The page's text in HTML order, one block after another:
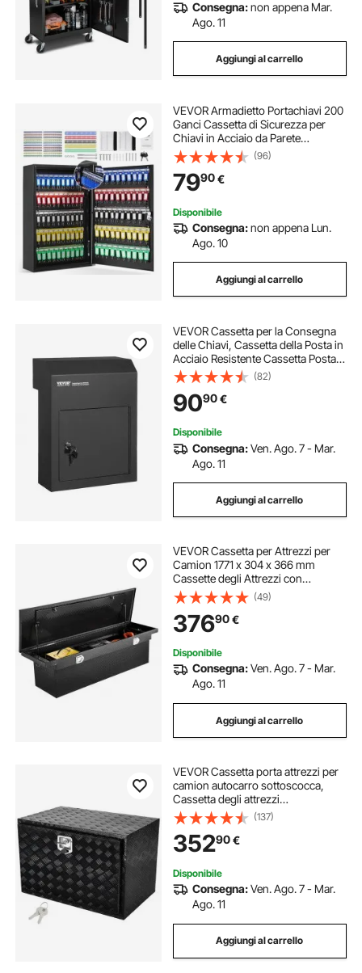
Consegna:non appena Mar.
Ago. 11
Aggiungi al carrello
VEVOR Armadietto Portachiavi 200
Ganci Cassetta di Sicurezza per
Chiavi in ​Acciaio da Parete
38x13,8x55cm, Cassetta di
Sicurezza Portachiavi con Serratura
per Albergo B&B Ufficio Segreteria
Reception
(96)
7990€
Disponibile
Consegna:non appena Lun.
Ago. 10
Aggiungi al carrello
VEVOR Cassetta per la Consegna
delle Chiavi, Cassetta della Posta in
Acciaio Resistente Cassetta Postale
con Serratura a Chiave da 45 mm
304 mm, Cassetta della Posta 304
x 150 x 405 mm, Nero
(82)
9090€
Disponibile
Consegna:Ven. Ago. 7 - Mar.
Ago. 11
Aggiungi al carrello
VEVOR Cassetta per Attrezzi per
Camion 1771 x 304 x 366 mm
Cassette degli Attrezzi con
Serratura Impermeabili in Alluminio
con Struttura a Diamante, Scatola
per Camion per Camper Rimorchio,
Nero
(49)
37690€
Disponibile
Consegna:Ven. Ago. 7 - Mar.
Ago. 11
Aggiungi al carrello
VEVOR Cassetta porta attrezzi per
camion autocarro sottoscocca,
Cassetta degli attrezzi
1219x432x457mm, Scatola
portaoggetti per pick-up, Materiale
di alluminio, Cassetta porta attrezzi
carico 50 kg
(137)
35290€
Disponibile
Consegna:Ven. Ago. 7 - Mar.
Ago. 11
Aggiungi al carrello